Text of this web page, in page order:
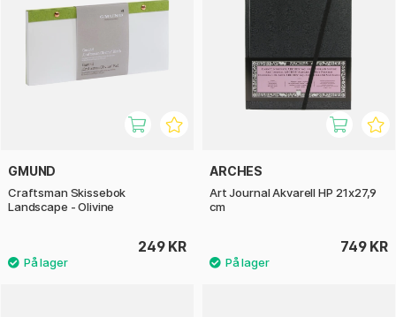
GMUND
Craftsman Skissebok
Landscape - Olivine
249 KR
ARCHES
Art Journal Akvarell HP 21x27,9
cm
749 KR